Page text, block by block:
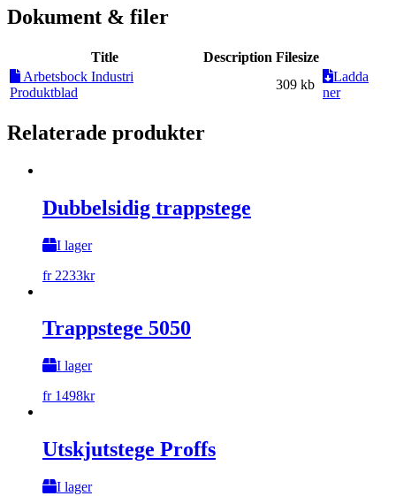
Dokument & filer
Title Description Filesize
Arbetsbock Industri
Produktblad
309 kb
Ladda
ner
Relaterade produkter
Dubbelsidig trappstege
I lager
fr 2233kr
Trappstege 5050
I lager
fr 1498kr
Utskjutstege Proffs
I lager